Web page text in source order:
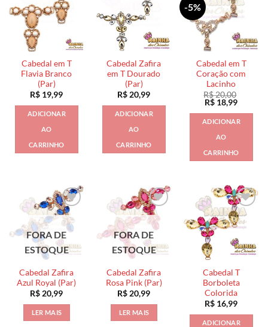
Cabedal em T
Flavia Branco
(Par)
R$ 19,99
ADICIONAR
AO
CARRINHO
Cabedal Zafira
em T Dourado
(Par)
R$20,99
ADICIONAR
AO
CARRINHO
-5%
Cabedal em T
Coração com
Lacinho
R$20,00
O
original
era:
R$ 20,00.
R$ 18,99O
atual
é:
ADICIONAR
AO
CARRINHO
FORA DE
ESTOQUE
Cabedal Zafira
Azul Royal (Par)
R$ 20,99
LER MAIS
FORA DE
ESTOQUE
Cabedal Zafira
Rosa Pink (Par)
R$ 20,99
LER MAIS
Cabedal T
Borboleta
Colorida
R$ 16,99
ADICIONAR